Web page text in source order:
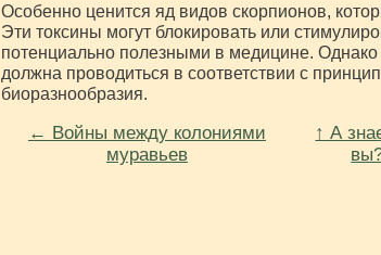
Особенно ценится яд видов скорпионов,
Эти токсины могут блокировать или
потенциально полезными в медицине.
должна проводиться в соответствии с
биоразнообразия.
← Войны между колониями
муравьев
↑ А